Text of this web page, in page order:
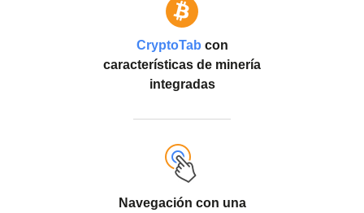
CryptoTab con
características de minería
integradas
Navegación con una